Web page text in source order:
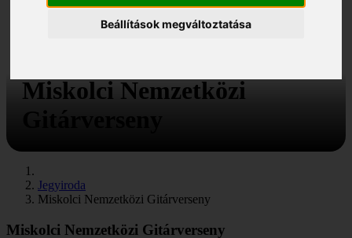
Beállítások megváltoztatása
Miskolci Nemzetközi
Jegyiroda
Miskolci Nemzetközi Gitárverseny
Miskolci Nemzetközi Gitárverseny